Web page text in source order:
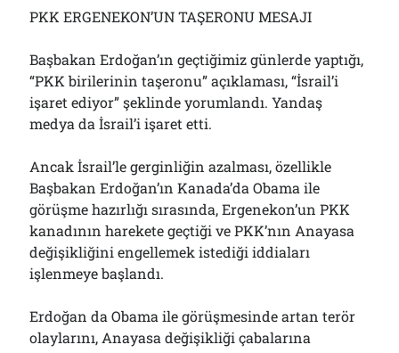
PKK ERGENEKON’UN TAŞERONU MESAJI
Başbakan Erdoğan’ın geçtiğimiz günlerde yaptığı,
“PKK birilerinin taşeronu” açıklaması, “İsrail’i
işaret ediyor” şeklinde yorumlandı. Yandaş
medya da İsrail’i işaret etti.
Ancak İsrail’le gerginliğin azalması, özellikle
Başbakan Erdoğan’ın Kanada’da Obama ile
görüşme hazırlığı sırasında, Ergenekon’un PKK
kanadının harekete geçtiği ve PKK’nın Anayasa
değişikliğini engellemek istediği iddiaları
işlenmeye başlandı.
Erdoğan da Obama ile görüşmesinde artan terör
olaylarını, Anayasa değişikliği çabalarına